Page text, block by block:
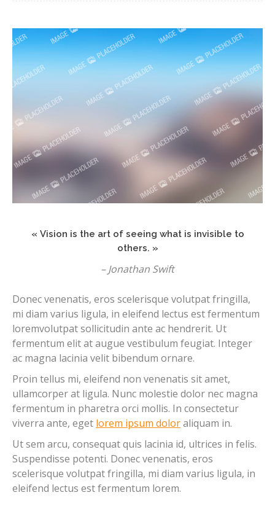
« Vision is the art of seeing what is invisible to
others. »
– Jonathan Swift
Donec venenatis, eros scelerisque volutpat fringilla,
mi diam varius ligula, in eleifend lectus est fermentum
loremvolutpat sollicitudin ante ac hendrerit. Ut
fermentum elit at augue vestibulum feugiat. Integer
ac magna lacinia velit bibendum ornare.
Proin tellus mi, eleifend non venenatis sit amet,
ullamcorper at ligula. Nunc molestie dolor nec magna
fermentum in pharetra orci mollis. In consectetur
viverra ante, eget lorem ipsum doloraliquam in.
Ut sem arcu, consequat quis lacinia id, ultrices in felis.
Suspendisse potenti. Donec venenatis, eros
scelerisque volutpat fringilla, mi diam varius ligula, in
eleifend lectus est fermentum lorem.